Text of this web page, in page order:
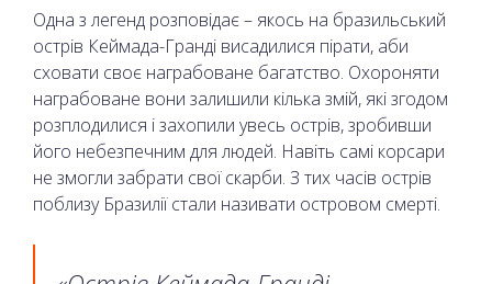
Одна з легенд розповідає – якось на бразильський
острів Кеймада-Гранді висадилися пірати, аби
сховати своє награбоване багатство. Охороняти
награбоване вони залишили кілька змій, які згодом
розплодилися і захопили увесь острів, зробивши
його небезпечним для людей. Навіть самі корсари
не змогли забрати свої скарби. З тих часів острів
поблизу Бразилії стали називати островом смерті.